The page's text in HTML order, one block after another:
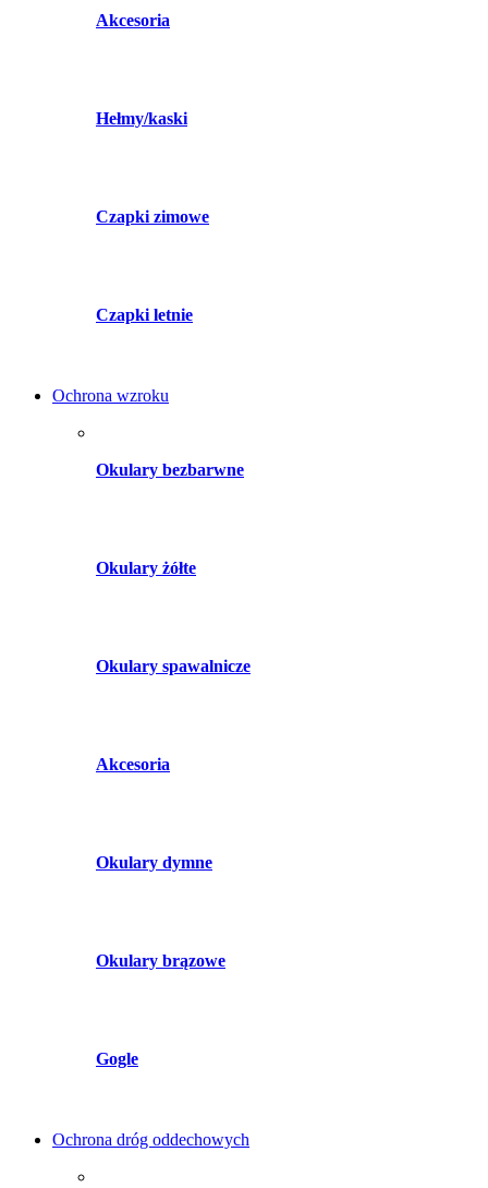
Akcesoria
Hełmy/kaski
Czapki zimowe
Czapki letnie
Ochrona wzroku
Okulary bezbarwne
Okulary żółte
Okulary spawalnicze
Akcesoria
Okulary dymne
Okulary brązowe
Gogle
Ochrona dróg oddechowych